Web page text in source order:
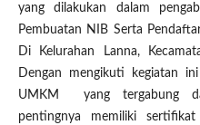
yang dilakukan dalam
Pembuatan NIB Serta
Di Kelurahan Lanna,
Dengan mengikuti kegiatan
UMKM yang tergabung
pentingnya memiliki